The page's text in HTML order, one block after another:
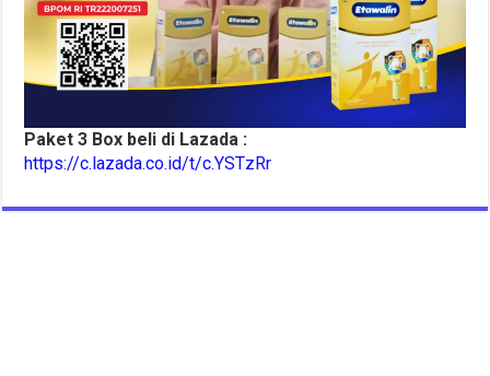
Paket 3 Box beli di Lazada :
https://c.lazada.co.id/t/c.YSTzRr